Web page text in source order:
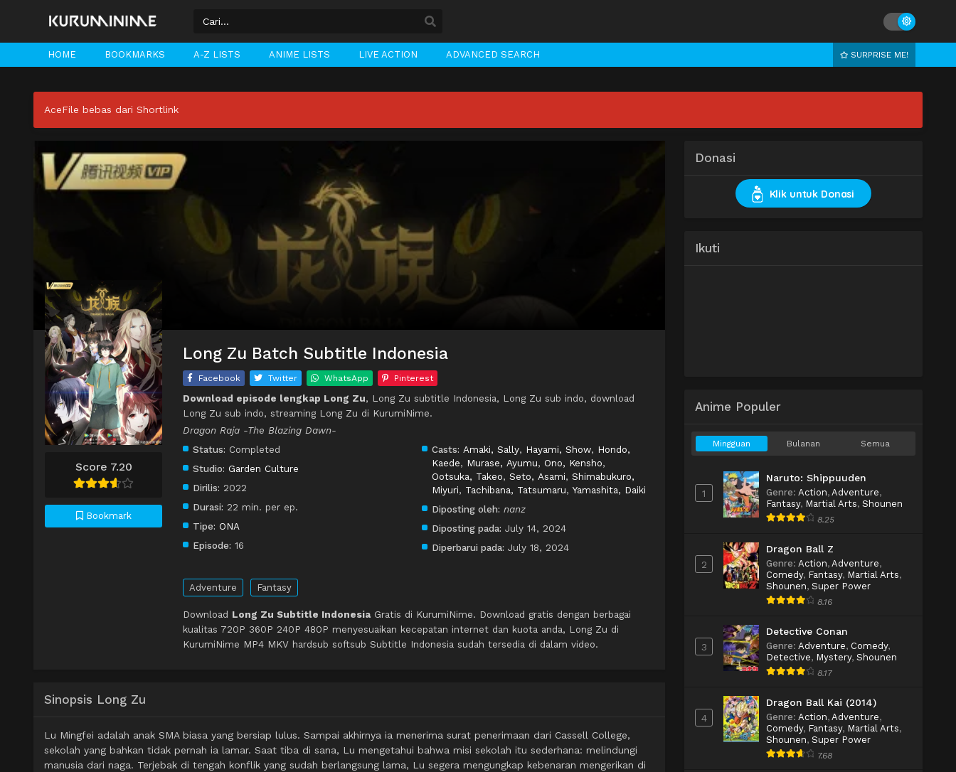
HOME BOOKMARKS A-Z LISTS ANIME LISTS LIVE ACTION ADVANCED SEARCH SURPRISE ME!
AceFile bebas dari Shortlink
Score 7.20
Bookmark
Long Zu Batch Subtitle Indonesia
Facebook Twitter WhatsApp Pinterest
Download episode lengkap Long Zu, Long Zu subtitle Indonesia, Long Zu sub indo, download
Long Zu sub indo, streaming Long Zu di KurumiNime.
Dragon Raja -The Blazing Dawn-
Status: Completed
Studio: Garden Culture
Dirilis: 2022
Durasi: 22 min. per ep.
Tipe: ONA
Episode: 16
Casts: Amaki, Sally, Hayami, Show, Hondo,
Kaede, Murase, Ayumu, Ono, Kensho,
Ootsuka, Takeo, Seto, Asami, Shimabukuro,
Miyuri, Tachibana, Tatsumaru, Yamashita, Daiki
Diposting oleh: nanz
Diposting pada: July 14, 2024
Diperbarui pada: July 18, 2024
Adventure Fantasy
Download Long Zu Subtitle Indonesia Gratis di KurumiNime. Download gratis dengan berbagai
kualitas 720P 360P 240P 480P menyesuaikan kecepatan internet dan kuota anda, Long Zu di
KurumiNime MP4 MKV hardsub softsub Subtitle Indonesia sudah tersedia di dalam video.
Sinopsis Long Zu
Lu Mingfei adalah anak SMA biasa yang bersiap lulus. Sampai akhirnya ia menerima surat penerimaan dari Cassell College,
sekolah yang bahkan tidak pernah ia lamar. Saat tiba di sana, Lu mengetahui bahwa misi sekolah itu sederhana: melindungi
manusia dari naga. Terjebak di tengah konflik yang sudah berlangsung lama, Lu segera mengungkap kebenaran mengerikan di
Donasi
Klik untuk Donasi
Ikuti
Anime Populer
Mingguan Bulanan Semua
1
Naruto: Shippuuden
Genre: Action, Adventure,
Fantasy, Martial Arts, Shounen
8.25
2
Dragon Ball Z
Genre: Action, Adventure,
Comedy, Fantasy, Martial Arts,
Shounen, Super Power
8.16
3
Detective Conan
Genre: Adventure, Comedy,
Detective, Mystery, Shounen
8.17
4
Dragon Ball Kai (2014)
Genre: Action, Adventure,
Comedy, Fantasy, Martial Arts,
Shounen, Super Power
7.68